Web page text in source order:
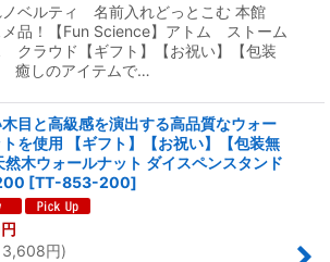
ノベルティ 名前入れどっとこむ 本館
メ品！【Fun Science】アトム ストーム
クラウド【ギフト】【お祝い】【包装
癒しのアイテムで…
目と高級感を演出する高品質なウォー
を使用 【ギフト】【お祝い】【包装無
然木ウォールナット ダイスペンスタンド
[TT-853-200]
円
3,608円)